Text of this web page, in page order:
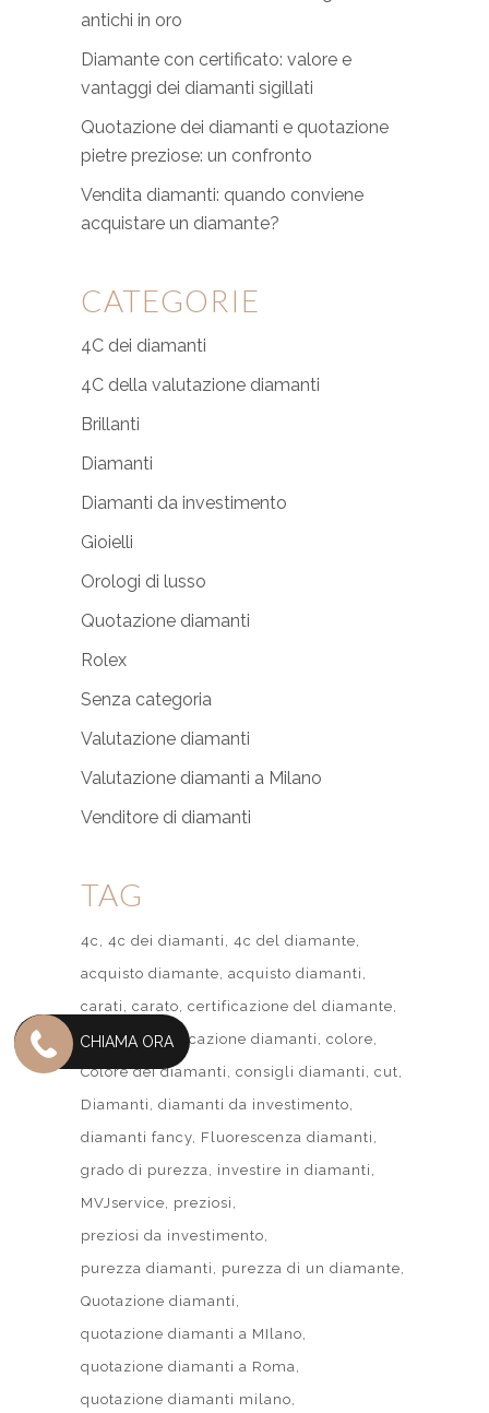
antichi in oro
Diamante con certificato: valore e
vantaggi dei diamanti sigillati
Quotazione dei diamanti e quotazione
pietre preziose: un confronto
Vendita diamanti: quando conviene
acquistare un diamante?
CATEGORIE
4C dei diamanti
4C della valutazione diamanti
Brillanti
Diamanti
Diamanti da investimento
Gioielli
Orologi di lusso
Quotazione diamanti
Rolex
Senza categoria
Valutazione diamanti
Valutazione diamanti a Milano
Venditore di diamanti
TAG
4c 4c dei diamanti
4c del diamante
acquisto diamante acquisto diamanti
carati
carato certificazione del diamante
clarity
classificazione diamanti
colore
Colore dei diamanti
consigli diamanti
cut
Diamanti
diamanti da investimento
diamanti fancy Fluorescenza diamanti
grado di purezza
investire in diamanti
MVJservice
preziosi
preziosi da investimento
purezza diamanti
purezza di un diamante
Quotazione diamanti
quotazione diamanti a MIlano
quotazione diamanti a Roma
quotazione diamanti milano
CHIAMA ORA